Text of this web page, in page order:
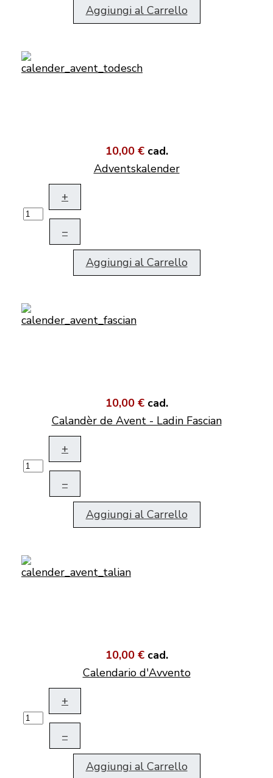
Aggiungi al Carrello
10,00 € cad.
Adventskalender
+
–
Aggiungi al Carrello
10,00 € cad.
Calandèr de Avent - Ladin Fascian
+
–
Aggiungi al Carrello
10,00 € cad.
Calendario d'Avvento
+
–
Aggiungi al Carrello